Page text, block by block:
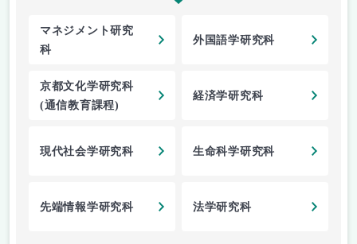
マネジメント研究
科
外国語学研究科
京都文化学研究科
(通信教育課程)
経済学研究科
現代社会学研究科 生命科学研究科
先端情報学研究科 法学研究科